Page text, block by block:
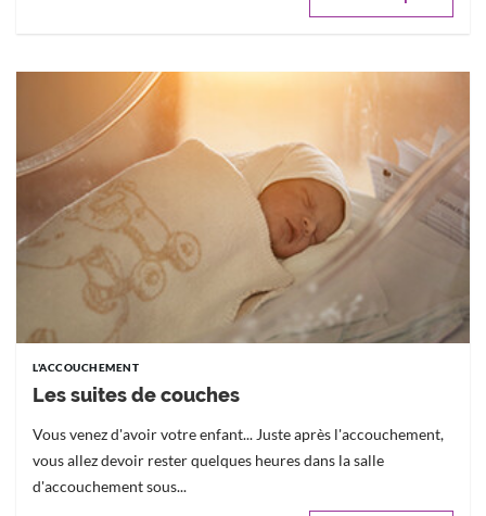
L'ACCOUCHEMENT
Les suites de couches
Vous venez d'avoir votre enfant... Juste après l'accouchement,
vous allez devoir rester quelques heures dans la salle
d'accouchement sous...